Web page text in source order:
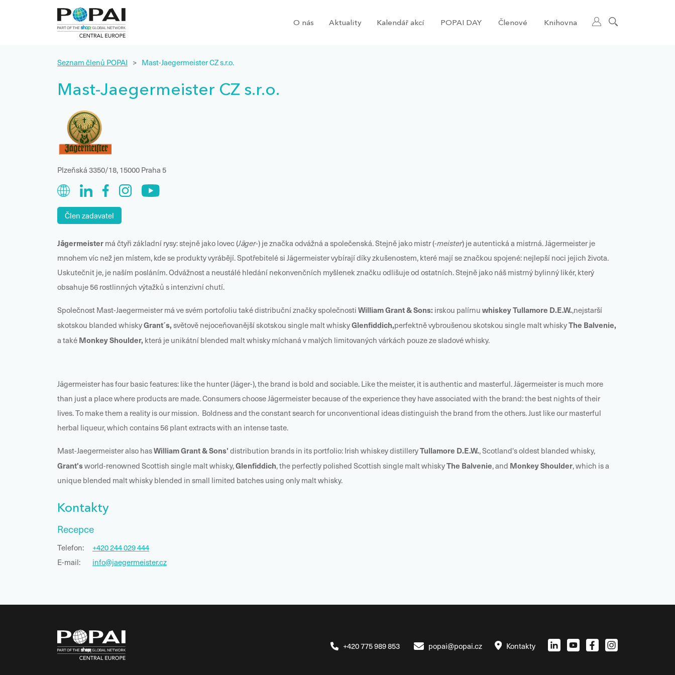
O nás Aktuality Kalendář akcí POPAI DAY Členové Knihovna
Seznam členů POPAI > Mast-Jaegermeister CZ s.r.o.
Mast-Jaegermeister CZ s.r.o.
Plzeňská 3350/18, 15000 Praha 5
Člen zadavatel
Jägermeister má čtyři základní rysy: stejně jako lovec (Jäger-) je značka odvážná a společenská. Stejně jako mistr (-meister) je autentická a mistrná. Jägermeister je
mnohem víc než jen místem, kde se produkty vyrábějí. Spotřebitelé si Jägermeister vybírají díky zkušenostem, které mají se značkou spojené: nejlepší noci jejich života.
Uskutečnit je, je naším posláním. Odvážnost a neustálé hledání nekonvenčních myšlenek značku odlišuje od ostatních. Stejně jako náš mistrný bylinný likér, který
obsahuje 56 rostlinných výtažků s intenzivní chutí.
Společnost Mast-Jaegermeister má ve svém portofoliu také distribuční značky společnosti William Grant & Sons: irskou palírnu whiskey Tullamore D.E.W.,nejstarší
skotskou blanded whiskyGrant´s, světově nejoceňovanější skotskou single malt whiskyGlenfiddich,perfektně vybroušenou skotskou single malt whiskyThe Balvenie,
a také Monkey Shoulder, která je unikátní blended malt whisky míchaná v malých limitovaných várkách pouze ze sladové whisky.
Jägermeister has four basic features: like the hunter (Jäger-), the brand is bold and sociable. Like the meister, it is authentic and masterful. Jägermeister is much more
than just a place where products are made. Consumers choose Jägermeister because of the experience they have associated with the brand: the best nights of their
lives.To make them a reality is our mission. Boldness and the constant search for unconventional ideas distinguish the brand from the others. Just like our masterful
herbal liqueur, which contains 56 plant extracts with an intense taste.
Mast-Jaegermeister also hasWilliam Grant & Sons' distribution brands in its portfolio: Irish whiskey distilleryTullamore D.E.W., Scotland's oldest blanded whisky,
Grant'sworld-renowned Scottish single malt whisky,Glenfiddich, the perfectly polished Scottish single malt whiskyThe Balvenie, and Monkey Shoulder, which is a
unique blended malt whisky blended in small limited batches using only malt whisky.
Kontakty
Recepce
Telefon:
+420 244 029 444
E-mail:
info@jaegermeister.cz
+420 775 989 853 popai@popai.cz Kontakty